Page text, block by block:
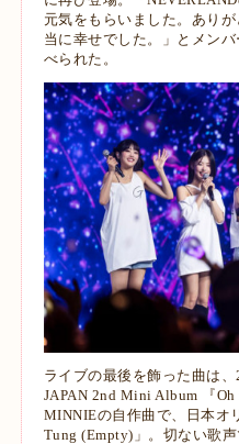
元気をもらいました。あり
当に幸せでした。」とメン
べられた。
ライブの最後を飾った曲は
JAPAN 2nd Mini Album 『
MINNIEの自作曲で、日本オ
Tung (Empty)」。切ない歌